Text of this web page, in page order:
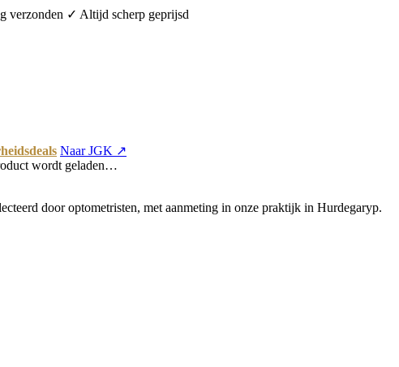
verzonden ✓ Altijd scherp geprijsd
Naar JGK ↗
wordt geladen…
door optometristen, met aanmeting in onze praktijk in Hurdegaryp.